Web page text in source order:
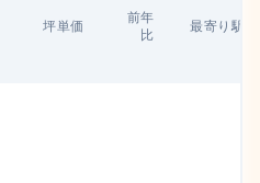
坪単価
前年
比
最寄り駅